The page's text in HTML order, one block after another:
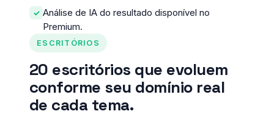
Análise de IA do resultado disponível no
Premium.
ESCRITÓRIOS
20 escritórios que evoluem
conforme seu domínio real
de cada tema.